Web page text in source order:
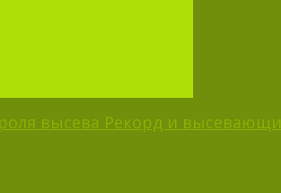
высева Рекорд и